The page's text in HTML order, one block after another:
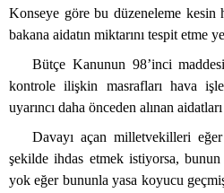
Konseye göre bu düzeneleme
bakana aidatın miktarını tespit etme
Bütçe Kanunun 98’inci
kontrole ilişkin masrafları hava
uyarıncı daha önceden alınan
Davayı açan milletvekilleri
şekilde ihdas etmek istiyorsa,
yok eğer bununla yasa koyucu